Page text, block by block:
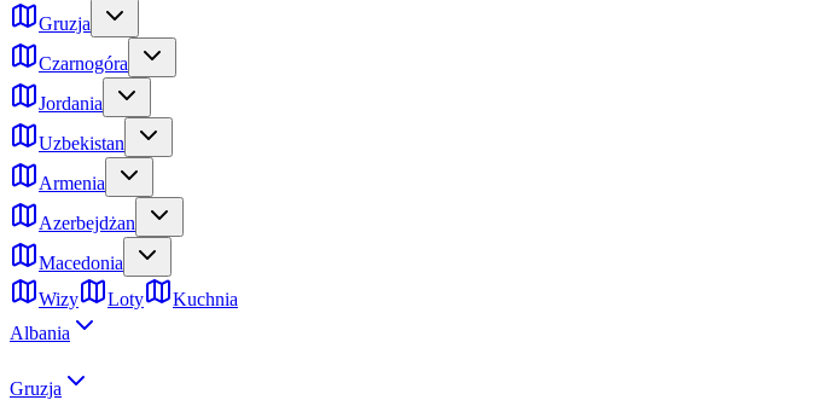
Gruzja
Czarnogóra
Jordania
Uzbekistan
Armenia
Azerbejdżan
Macedonia
Wizy
Loty
Kuchnia
Albania
Gruzja